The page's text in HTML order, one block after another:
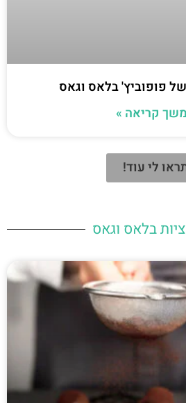
פופוביץ' בלאס וגאס
קריאה »
לי עוד!
בלאס וגאס